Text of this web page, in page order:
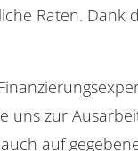
Raten. Dank
zur
auf